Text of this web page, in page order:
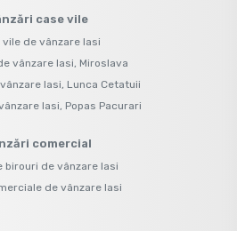
case vile
vile de vânzare Iasi
vânzare Iasi, Miroslava
Iasi, Lunca Cetatuii
Iasi, Popas Pacurari
comercial
birouri de vânzare Iasi
de vânzare Iasi